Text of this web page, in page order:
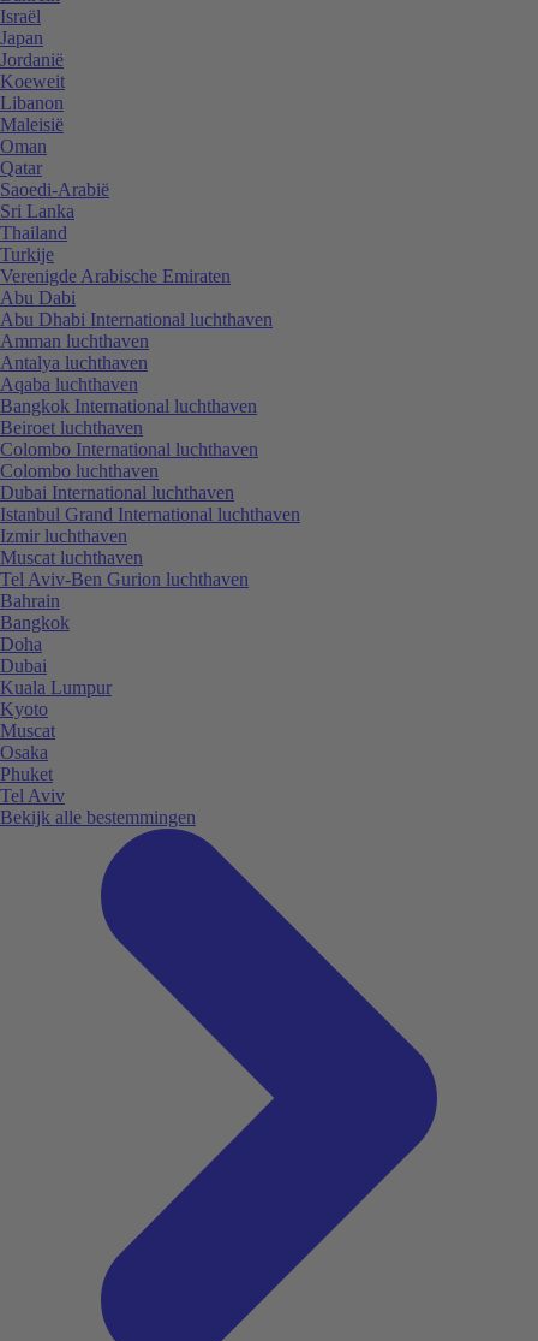
Israël
Japan
Jordanië
Koeweit
Libanon
Maleisië
Oman
Qatar
Saoedi-Arabië
Sri Lanka
Thailand
Turkije
Verenigde Arabische Emiraten
Abu Dabi
Abu Dhabi International luchthaven
Amman luchthaven
Antalya luchthaven
Aqaba luchthaven
Bangkok International luchthaven
Beiroet luchthaven
Colombo International luchthaven
Colombo luchthaven
Dubai International luchthaven
Istanbul Grand International luchthaven
Izmir luchthaven
Muscat luchthaven
Tel Aviv-Ben Gurion luchthaven
Bahrain
Bangkok
Doha
Dubai
Kuala Lumpur
Kyoto
Muscat
Osaka
Phuket
Tel Aviv
Bekijk alle bestemmingen